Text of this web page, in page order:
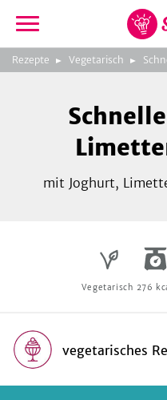
zur
Rezepte Vegetarisch
Bild
3
zeigen
mit Joghurt,
Vegetarisch 276
vegetarisches